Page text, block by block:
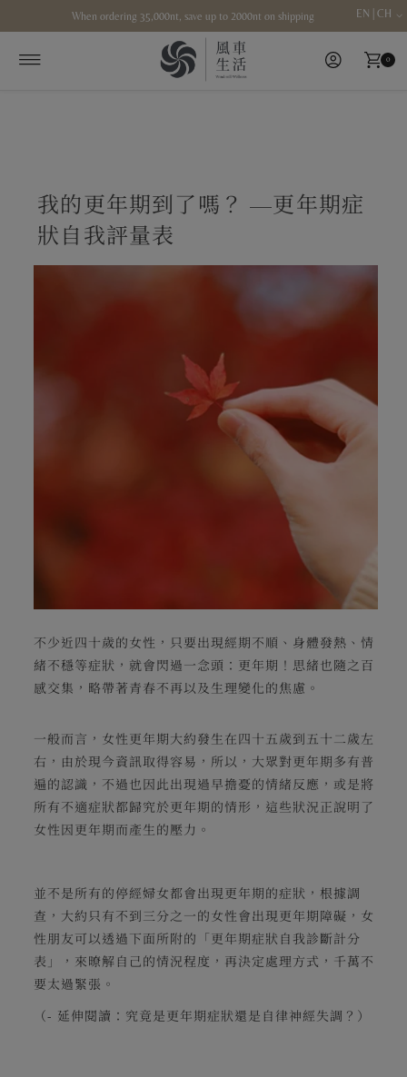
Skip to contentWhen ordering 35,000nt, save up to 2000nt on shipping EN | CH
0
我的更年期到了嗎？ —更年期症
狀自我評量表
不少近四十歲的女性，只要出現經期不順、身體發熱、情
緒不穩等症狀，就會閃過一念頭：更年期！思緒也隨之百
感交集，略帶著青春不再以及生理變化的焦慮。
一般而言，女性更年期大約發生在四十五歲到五十二歲左
右，由於現今資訊取得容易，所以，大眾對更年期多有普
遍的認識，不過也因此出現過早擔憂的情緒反應，或是將
所有不適症狀都歸究於更年期的情形，這些狀況正說明了
女性因更年期而產生的壓力。
並不是所有的停經婦女都會出現更年期的症狀，根據調
查，大約只有不到三分之一的女性會出現更年期障礙，女
性朋友可以透過下面所附的「更年期症狀自我診斷計分
表」，來暸解自己的情況程度，再決定處理方式，千萬不
要太過緊張。
（- 延伸閱讀： 究竟是更年期症狀還是自律神經失調？ ）